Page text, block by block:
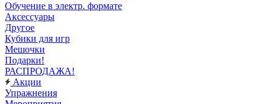
Обучение в электр. формате
Аксессуары
Другое
Кубики для игр
Мешочки
Подарки!
РАСПРОДАЖА!
Акции
Упражнения